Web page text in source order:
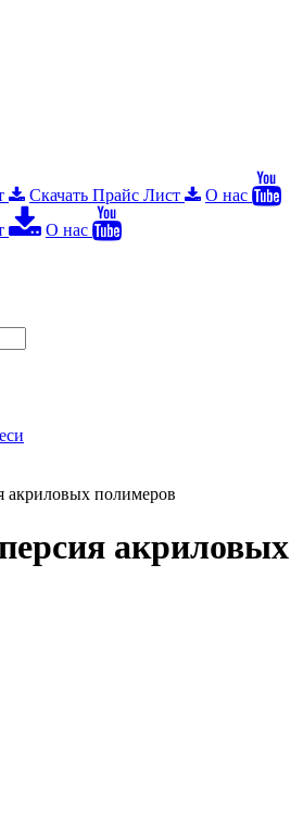
Скачать Прайс Лист
О нас
О нас
акриловых полимеров
акриловых